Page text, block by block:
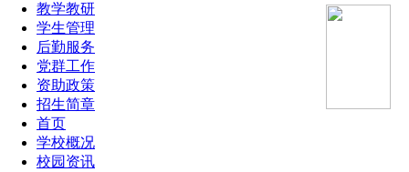
教学教研
学生管理
后勤服务
党群工作
资助政策
招生简章
首页
学校概况
校园资讯